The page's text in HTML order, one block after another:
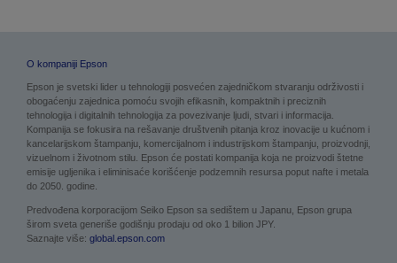
O kompaniji Epson
Epson je svetski lider u tehnologiji posvećen zajedničkom stvaranju održivosti i
obogaćenju zajednica pomoću svojih efikasnih, kompaktnih i preciznih
tehnologija i digitalnih tehnologija za povezivanje ljudi, stvari i informacija.
Kompanija se fokusira na rešavanje društvenih pitanja kroz inovacije u kućnom i
kancelarijskom štampanju, komercijalnom i industrijskom štampanju, proizvodnji,
vizuelnom i životnom stilu. Epson će postati kompanija koja ne proizvodi štetne
emisije ugljenika i eliminisaće korišćenje podzemnih resursa poput nafte i metala
do 2050. godine.
Predvođena korporacijom Seiko Epson sa sedištem u Japanu, Epson grupa
širom sveta generiše godišnju prodaju od oko 1 bilion JPY.
Saznajte više: global.epson.com